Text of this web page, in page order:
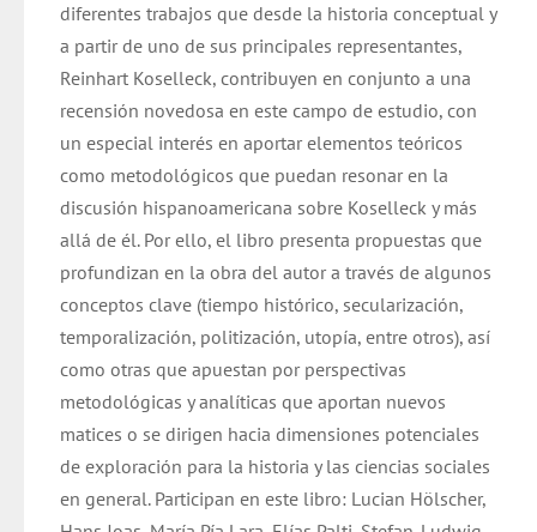
diferentes trabajos que desde la historia conceptual y
a partir de uno de sus principales representantes,
Reinhart Koselleck, contribuyen en conjunto a una
recensión novedosa en este campo de estudio, con
un especial interés en aportar elementos teóricos
como metodológicos que puedan resonar en la
discusión hispanoamericana sobre Koselleck y más
allá de él. Por ello, el libro presenta propuestas que
profundizan en la obra del autor a través de algunos
conceptos clave (tiempo histórico, secularización,
temporalización, politización, utopía, entre otros), así
como otras que apuestan por perspectivas
metodológicas y analíticas que aportan nuevos
matices o se dirigen hacia dimensiones potenciales
de exploración para la historia y las ciencias sociales
en general. Participan en este libro: Lucian Hölscher,